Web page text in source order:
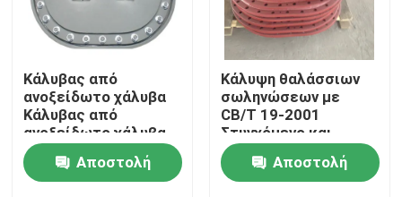
Γύρος εργοστασίων
Ποιοτικός έλεγχος
επαφή
Κάλυβας από
ανοξείδωτο χάλυβα
Κάλυβας από
ανοξείδωτο χάλυβα
Αποστολή
Κάλυψη θαλάσσιων
σωληνώσεων με
CB/T 19-2001
Στυγχόμενο και
ανοξείδωτο χάλυβα,
μπουρνούλα και
πλυντήριο για
Αποστολή